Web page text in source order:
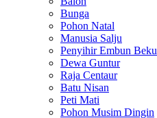
Bunga
Pohon Natal
Manusia Salju
Penyihir Embun Beku
Dewa Guntur
Raja Centaur
Batu Nisan
Peti Mati
Pohon Musim Dingin